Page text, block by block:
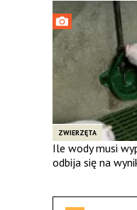
ZWIERZĘTA
Ile wody musi
odbija się na